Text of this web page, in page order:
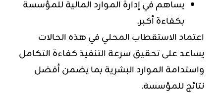
يساهم في إدارة الموارد المالية للمؤسسة
بكفاءة أكبر.
اعتماد الاستقطاب المحلي في هذه الحالات
يساعد على تحقيق سرعة التنفيذ كفاءة التكامل
واستدامة الموارد البشرية بما يضمن أفضل
نتائج للمؤسسة.